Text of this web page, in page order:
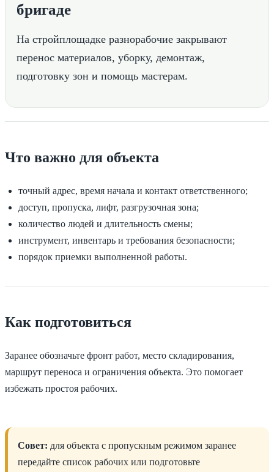
бригаде
На стройплощадке разнорабочие закрывают
перенос материалов, уборку, демонтаж,
подготовку зон и помощь мастерам.
Что важно для объекта
точный адрес, время начала и контакт ответственного;
доступ, пропуска, лифт, разгрузочная зона;
количество людей и длительность смены;
инструмент, инвентарь и требования безопасности;
порядок приемки выполненной работы.
Как подготовиться
Заранее обозначьте фронт работ, место складирования,
маршрут переноса и ограничения объекта. Это помогает
избежать простоя рабочих.
Совет: для объекта с пропускным режимом заранее
передайте список рабочих или подготовьте